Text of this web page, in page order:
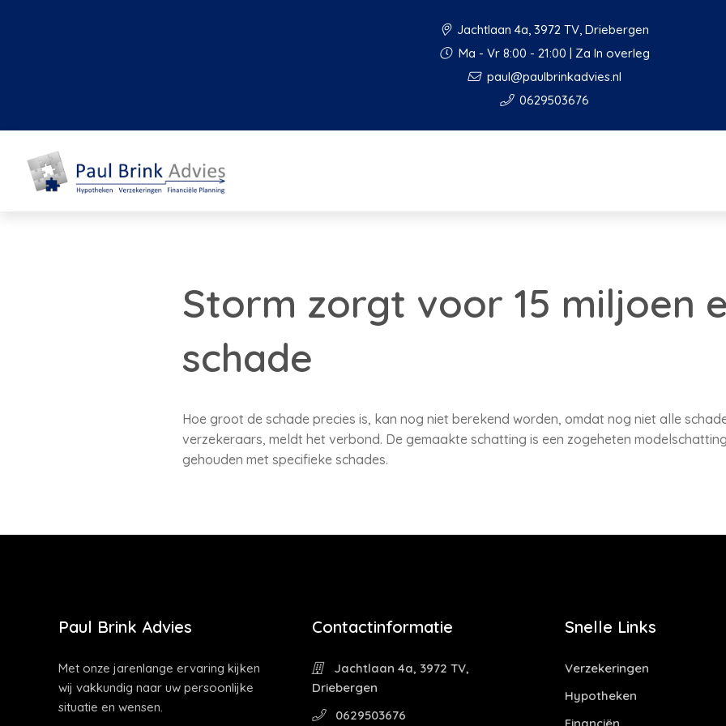
Jachtlaan 4a, 3972 TV, Driebergen
Ma - Vr 8:00 - 21:00 | Za In overleg
paul@paulbrinkadvies.nl
0629503676
Storm zorgt voor 15 miljoen
schade
Hoe groot de schade precies is, kan nog niet berekend worden, omdat nog niet alle
verzekeraars, meldt het verbond. De gemaakte schatting is een zogeheten
gehouden met specifieke schades.
Paul Brink Advies
Met onze jarenlange ervaring kijken
wij vakkundig naar uw persoonlijke
situatie en wensen.
Contactinformatie
Jachtlaan 4a, 3972 TV,
Driebergen
0629503676
Snelle Links
Verzekeringen
Hypotheken